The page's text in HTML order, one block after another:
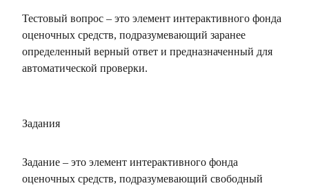
Тестовый вопрос – это элемент интерактивного фонда
оценочных средств, подразумевающий заранее
определенный верный ответ и предназначенный для
автоматической проверки.
Задания
Задание – это элемент интерактивного фонда
оценочных средств, подразумевающий свободный